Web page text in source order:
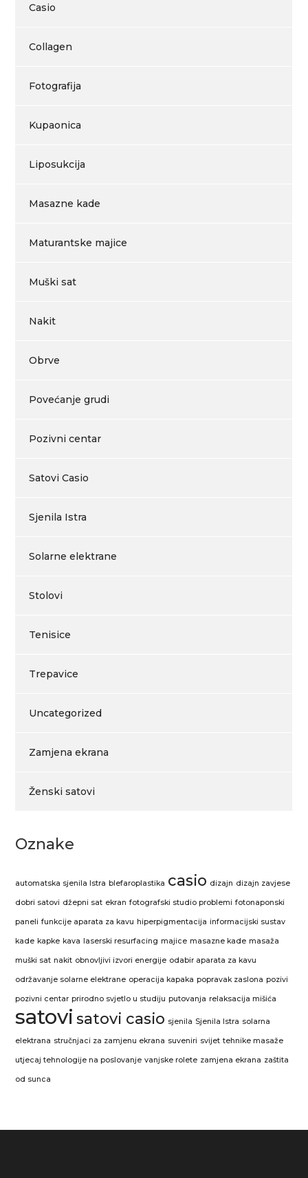
Casio
Collagen
Fotografija
Kupaonica
Liposukcija
Masazne kade
Maturantske majice
Muški sat
Nakit
Obrve
Povećanje grudi
Pozivni centar
Satovi Casio
Sjenila Istra
Solarne elektrane
Stolovi
Tenisice
Trepavice
Uncategorized
Zamjena ekrana
Ženski satovi
Oznake
automatska sjenila Istra blefaroplastika casio dizajn dizajn zavjese
dobri satovi džepni sat ekran fotografski studio problemi fotonaponski
paneli funkcije aparata za kavu hiperpigmentacija informacijski sustav
kade kapke kava laserski resurfacing majice masazne kade masaža
muški sat nakit obnovljivi izvori energije odabir aparata za kavu
održavanje solarne elektrane operacija kapaka popravak zaslona pozivi
pozivni centar prirodno svjetlo u studiju putovanja relaksacija mišića
satovi satovi casio sjenila Sjenila Istra solarna
elektrana stručnjaci za zamjenu ekrana suveniri svijet tehnike masaže
utjecaj tehnologije na poslovanje vanjske rolete zamjena ekrana zaštita
od sunca